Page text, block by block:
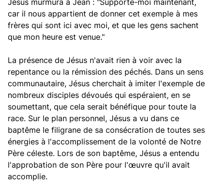
Jésus murmura à Jean : "Supporte-moi maintenant,
car il nous appartient de donner cet exemple à mes
frères qui sont ici avec moi, et que les gens sachent
que mon heure est venue."
La présence de Jésus n'avait rien à voir avec la
repentance ou la rémission des péchés. Dans un sens
communautaire, Jésus cherchait à imiter l'exemple de
nombreux disciples dévoués qui espéraient, en se
soumettant, que cela serait bénéfique pour toute la
race. Sur le plan personnel, Jésus a vu dans ce
baptême le filigrane de sa consécration de toutes ses
énergies à l'accomplissement de la volonté de Notre
Père céleste. Lors de son baptême, Jésus a entendu
l'approbation de son Père pour l'œuvre qu'il avait
accomplie.